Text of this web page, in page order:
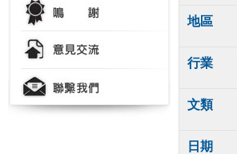
地區
行業
文類
日期